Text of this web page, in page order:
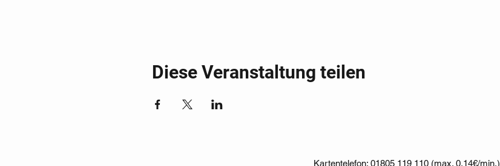
Diese Veranstaltung teilen
Kartentelefon: 01805 119 110 (max. 0,14€/min.)